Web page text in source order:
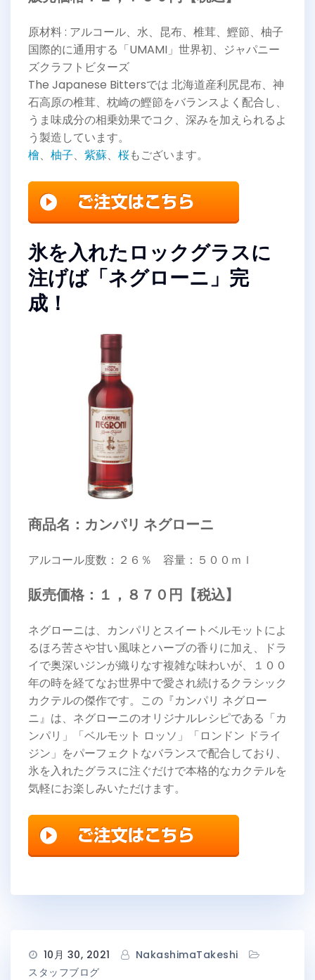
原材料 : アルコール、水、昆布、椎茸、鰹節、柚子
国際的に通用する「UMAMI」世界初、ジャパニー
ズクラフトビターズ
The Japanese Bittersでは 北海道産利尻昆布、神
石高原の椎茸、枕崎の鰹節をバランスよく配合し、
うま味成分の相乗効果でコク、深みを加えられるよ
う製造しています。
檜、 柚子、 紫蘇、 桜もございます。
氷を入れたロックグラスに
注げば「ネグローニ」完
成！
商品名：カンパリ ネグローニ
アルコール度数：２６％ 容量：５００ｍｌ
販売価格：１，８７０円【税込】
ネグローニは、カンパリとスイートベルモットによ
るほろ苦さや甘い風味とハーブの香りに加え、ドラ
イで奥深いジンが織りなす複雑な味わいが、１００
年の時を経てなお世界中で愛され続けるクラシック
カクテルの傑作です。この『カンパリ ネグロー
ニ』は、ネグローニのオリジナルレシピである「カ
ンパリ」「ベルモット ロッソ」「ロンドン ドライ
ジン」をパーフェクトなバランスで配合しており、
氷を入れたグラスに注ぐだけで本格的なカクテルを
気軽にお楽しみいただけます。
10月 30, 2021
NakashimaTakeshi
スタッフブログ